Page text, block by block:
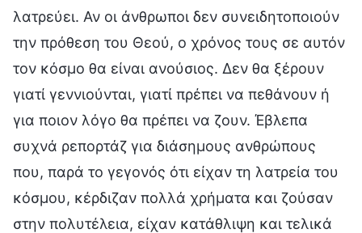
λατρεύει. Αν οι άνθρωποι δεν συνειδητοποιούν
την πρόθεση του Θεού, ο χρόνος τους σε αυτόν
τον κόσμο θα είναι ανούσιος. Δεν θα ξέρουν
γιατί γεννιούνται, γιατί πρέπει να πεθάνουν ή
για ποιον λόγο θα πρέπει να ζουν. Έβλεπα
συχνά ρεπορτάζ για διάσημους ανθρώπους
που, παρά το γεγονός ότι είχαν τη λατρεία του
κόσμου, κέρδιζαν πολλά χρήματα και ζούσαν
στην πολυτέλεια, είχαν κατάθλιψη και τελικά